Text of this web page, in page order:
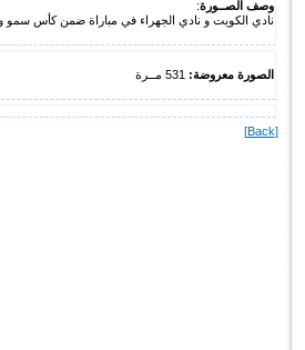
وصف الصــورة:
نادي الكويت و نادي الجهراء في مباراة ضمن كأس سمو ولي العهد للموسم 2016-
الصورة معروضة: 531 مــرة
[Back]